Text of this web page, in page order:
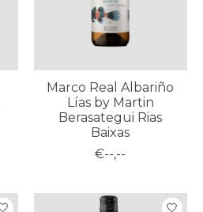
Marco Real Albariño
Lías by Martin
Berasategui Rias
Baixas
€--,--